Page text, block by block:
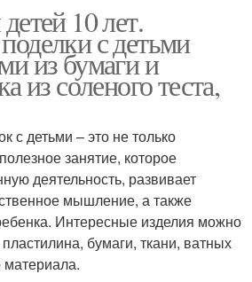
10 лет.
с детьми
из бумаги и
из соленого теста,
с детьми – это не только
занятие, которое
деятельность, развивает
мышление, а также
Интересные изделия можно
бумаги, ткани, ватных
материала.